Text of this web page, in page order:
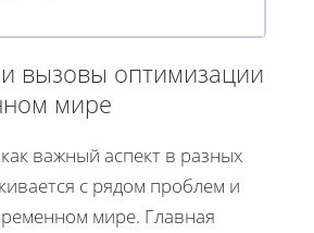
вызовы оптимизации
мире
важный аспект в разных
с рядом проблем и
мире. Главная